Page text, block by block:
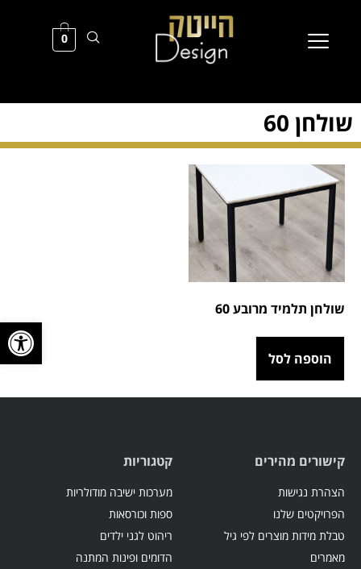
פתח
0
שולחן 60
שולחן תלמיד מרובע 60
הוספה לסל
קישורים מהירים
הצהרת נגישות
הפרויקטים שלנו
טבלת מידות מוצרים לפי גיל
מאמרים
קטגוריות
מערכות ישיבה מודולריות
ספות וכורסאות
ריהוט לגני ילדים
הדומים ופינות המתנה